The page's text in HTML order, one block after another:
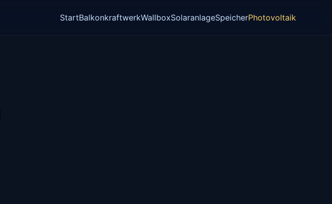
StartBalkonkraftwerkWallboxSolaranlageSpeicherPhotovoltaik